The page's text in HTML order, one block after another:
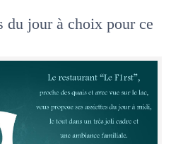
du jour à choix pour ce